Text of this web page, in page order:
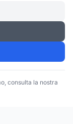
consulta la nostra